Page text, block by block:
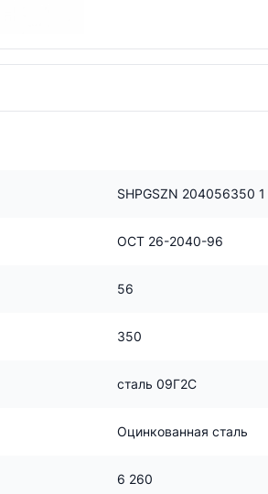
SHPGSZN 204056350 1
ОСТ 26-2040-96
56
350
сталь 09Г2С
Оцинкованная сталь
6 260